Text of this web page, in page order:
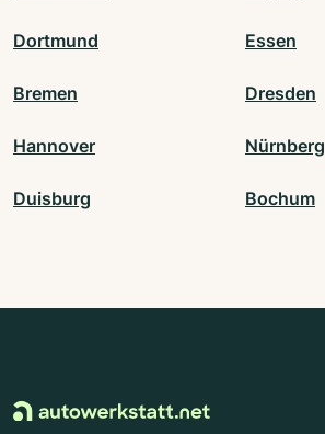
Dortmund Essen
Bremen Dresden
Hannover Nürnberg
Duisburg Bochum